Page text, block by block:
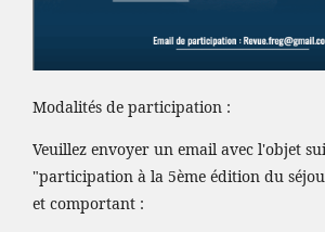
Modalités de participation :
Veuillez envoyer un email avec l'objet
"participation à la 5ème édition du
et comportant :